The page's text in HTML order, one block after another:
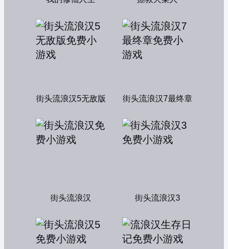
街头流浪汉5无敌版 街头流浪汉7最终章
街头流浪汉 街头流浪汉3